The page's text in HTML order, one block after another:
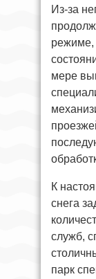
Из-за
режиме,
мере
К
снега
служб,
парк